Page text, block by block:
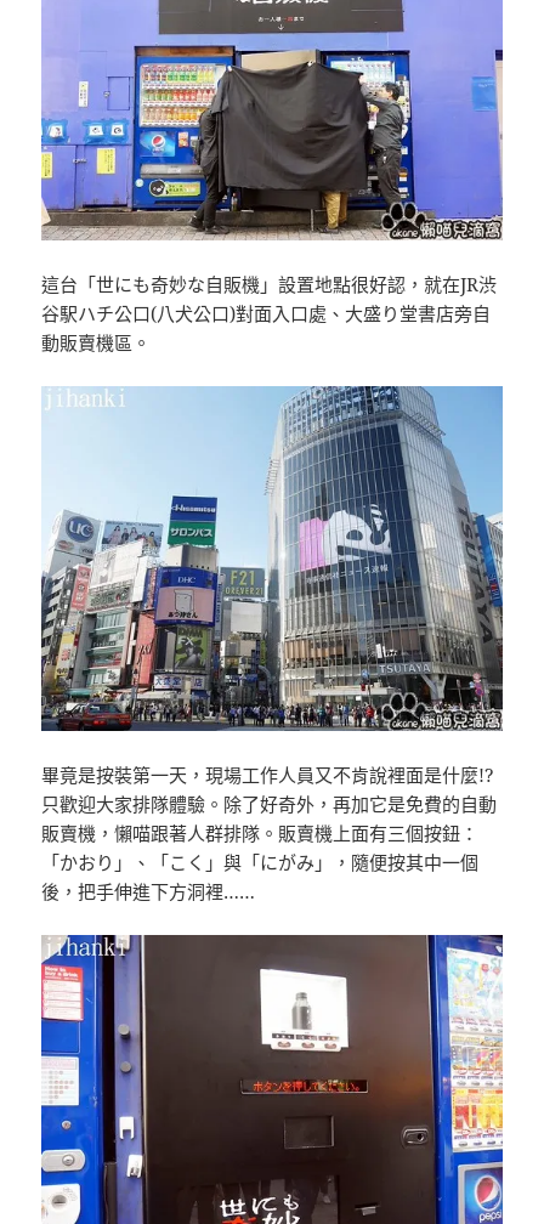
這台「世にも奇妙な自販機」設置地點很好認，就在JR渋
谷駅ハチ公口(八犬公口)對面入口處、大盛り堂書店旁自
動販賣機區。
畢竟是按裝第一天，現場工作人員又不肯說裡面是什麼!?
只歡迎大家排隊體驗。除了好奇外，再加它是免費的自動
販賣機，懶喵跟著人群排隊。販賣機上面有三個按鈕：
「かおり」、「こく」與「にがみ」，隨便按其中一個
後，把手伸進下方洞裡……